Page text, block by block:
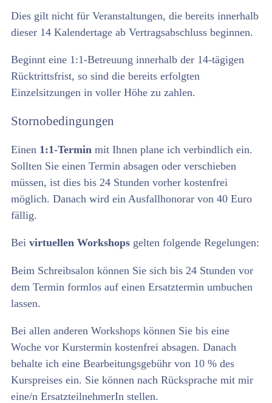
Dies gilt nicht für Veranstaltungen, die bereits innerhalb
dieser 14 Kalendertage ab Vertragsabschluss beginnen.
Beginnt eine 1:1-Betreuung innerhalb der 14-tägigen
Rücktrittsfrist, so sind die bereits erfolgten
Einzelsitzungen in voller Höhe zu zahlen.
Stornobedingungen
Einen 1:1-Termin mit Ihnen plane ich verbindlich ein.
Sollten Sie einen Termin absagen oder verschieben
müssen, ist dies bis 24 Stunden vorher kostenfrei
möglich. Danach wird ein Ausfallhonorar von 40 Euro
fällig.
Bei virtuellen Workshops gelten folgende Regelungen:
Beim Schreibsalon können Sie sich bis 24 Stunden vor
dem Termin formlos auf einen Ersatztermin umbuchen
lassen.
Bei allen anderen Workshops können Sie bis eine
Woche vor Kurstermin kostenfrei absagen. Danach
behalte ich eine Bearbeitungsgebühr von 10 % des
Kurspreises ein. Sie können nach Rücksprache mit mir
eine/n ErsatzteilnehmerIn stellen.